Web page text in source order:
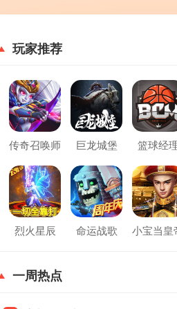
玩家推荐
传奇召唤师 巨龙城堡 篮球经
烈火星辰 命运战歌 小宝当皇
一周热点